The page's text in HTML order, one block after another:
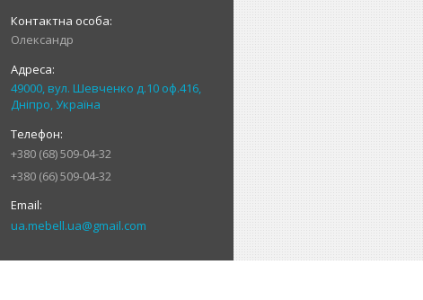
Олександр
49000, вул. Шевченко д.10 оф.416,
Дніпро, Україна
+380 (68) 509-04-32
+380 (66) 509-04-32
ua.mebell.ua@gmail.com